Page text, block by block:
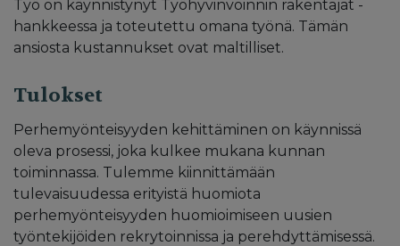
Työ on käynnistynyt Työhyvinvoinnin rakentajat -
hankkeessa ja toteutettu omana työnä. Tämän
ansiosta kustannukset ovat maltilliset.
Tulokset
Perhemyönteisyyden kehittäminen on käynnissä
oleva prosessi, joka kulkee mukana kunnan
toiminnassa. Tulemme kiinnittämään
tulevaisuudessa erityistä huomiota
perhemyönteisyyden huomioimiseen uusien
työntekijöiden rekrytoinnissa ja perehdyttämisessä.